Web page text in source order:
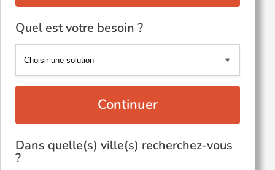
Quel est votre besoin ?
Continuer
Dans quelle(s) ville(s) recherchez-vous
?